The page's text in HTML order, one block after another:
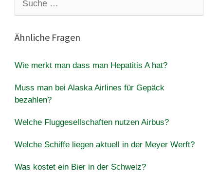
nach:
Ähnliche Fragen
Wie merkt man dass man Hepatitis A hat?
Muss man bei Alaska Airlines für Gepäck
bezahlen?
Welche Fluggesellschaften nutzen Airbus?
Welche Schiffe liegen aktuell in der Meyer Werft?
Was kostet ein Bier in der Schweiz?